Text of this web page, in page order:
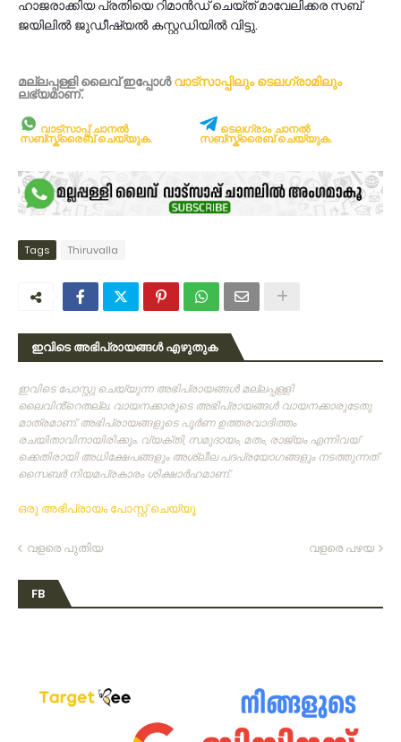
ഹാജരാക്കിയ പ്രതിയെ റിമാന്‍ഡ് ചെയ്ത് മാവേലിക്കര സബ്
ജയിലില്‍ ജുഡീഷ്യല്‍ കസ്റ്റഡിയില്‍ വിട്ടു.
മല്ലപ്പള്ളി ലൈവ് ഇപ്പോള്‍വാട്സാപ്പിലും ടെലഗ്രാമിലും
ലഭ്യമാണ്‌.
വാട്സാപ്പ് ചാനൽ
സബ്സ്ക്രൈബ് ചെയ്യുക.
ടെലഗ്രാം ചാനൽ
സബ്സ്ക്രൈബ് ചെയ്യുക.
Tags Thiruvalla
ഇവിടെ അഭിപ്രായങ്ങൾ എഴുതുക
ഇവിടെ പോസ്റ്റു ചെയ്യുന്ന അഭിപ്രായങ്ങള്‍ മല്ലപ്പള്ളി
ലൈവിൻ്റെതല്ല. വായനക്കാരുടെ അഭിപ്രായങ്ങള്‍ വായനക്കാരുടേതു
മാത്രമാണ്‌. അഭിപ്രായങ്ങളുടെ പൂര്‍ണ ഉത്തരവാദിത്തം
രചയിതാവിനായിരിക്കും. വ്യക്തി, സമുദായം, മതം, രാജ്യം എന്നിവയ്
ക്കെതിരായി അധിക്ഷേപങ്ങളും അശ്ലീല പദപ്രയോഗങ്ങളും നടത്തുന്നത്‌
സൈബര്‍ നിയമപ്രകാരം ശിക്ഷാര്‍ഹമാണ്‌.
ഒരു അഭിപ്രായം പോസ്റ്റ് ചെയ്യൂ
വളരെ പുതിയ വളരെ പഴയ
FB